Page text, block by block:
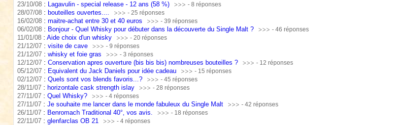
23/10/08: Lagavulin - special release - 12 ans (58 %) - 8 réponses
28/07/08: bouteilles ouvertes.... - 25 réponses
16/02/08: maitre-achat entre 30 et 40 euros - 39 réponses
06/02/08: Bonjour - Quel Whisky pour débuter dans la découverte du Single Malt ? - 46 réponses
11/01/08: Aide choix d'un whisky - 20 réponses
21/12/07: visite de cave - 9 réponses
21/12/07: whisky et foie gras - 3 réponses
12/12/07: Conservation apres ouverture (bis bis bis) nombreuses bouteilles ? - 12 réponses
05/12/07: Equivalent du Jack Daniels pour idée cadeau - 15 réponses
02/12/07: Quels sont vos blends favoris...? - 45 réponses
28/11/07: horizontale cask strength islay - 28 réponses
27/11/07: Quel Whisky? - 4 réponses
27/11/07: Je souhaite me lancer dans le monde fabuleux du Single Malt - 42 réponses
26/11/07: Benromach Traditional 40°, vos avis. - 18 réponses
22/11/07: glenfarclas OB 21 - 4 réponses